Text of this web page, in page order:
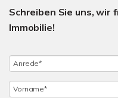
Schreiben Sie uns, wir
Immobilie!